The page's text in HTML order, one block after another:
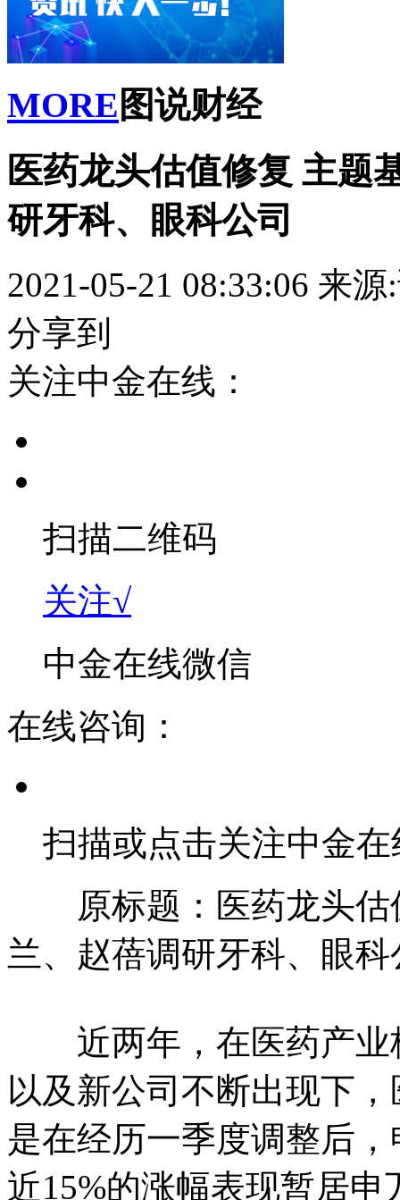
MORE 图说财经
医药龙头估值修复 主题
研牙科、眼科公司
2021-05-21 08:33:06 来源
分享到
关注中金在线：
扫描二维码
关注√
中金在线微信
在线咨询：
扫描或点击关注中金
原标题：医药龙头估
兰、赵蓓调研牙科、眼科
近两年，在医药产业
以及新公司不断出现下
是在经历一季度调整后
近15%的涨幅表现暂居